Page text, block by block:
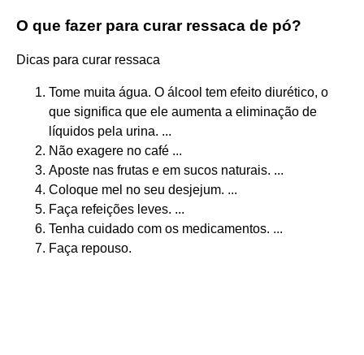
O que fazer para curar ressaca de pó?
Dicas para curar ressaca
Tome muita água. O álcool tem efeito diurético, o
que significa que ele aumenta a eliminação de
líquidos pela urina. ...
Não exagere no café ...
Aposte nas frutas e em sucos naturais. ...
Coloque mel no seu desjejum. ...
Faça refeições leves. ...
Tenha cuidado com os medicamentos. ...
Faça repouso.